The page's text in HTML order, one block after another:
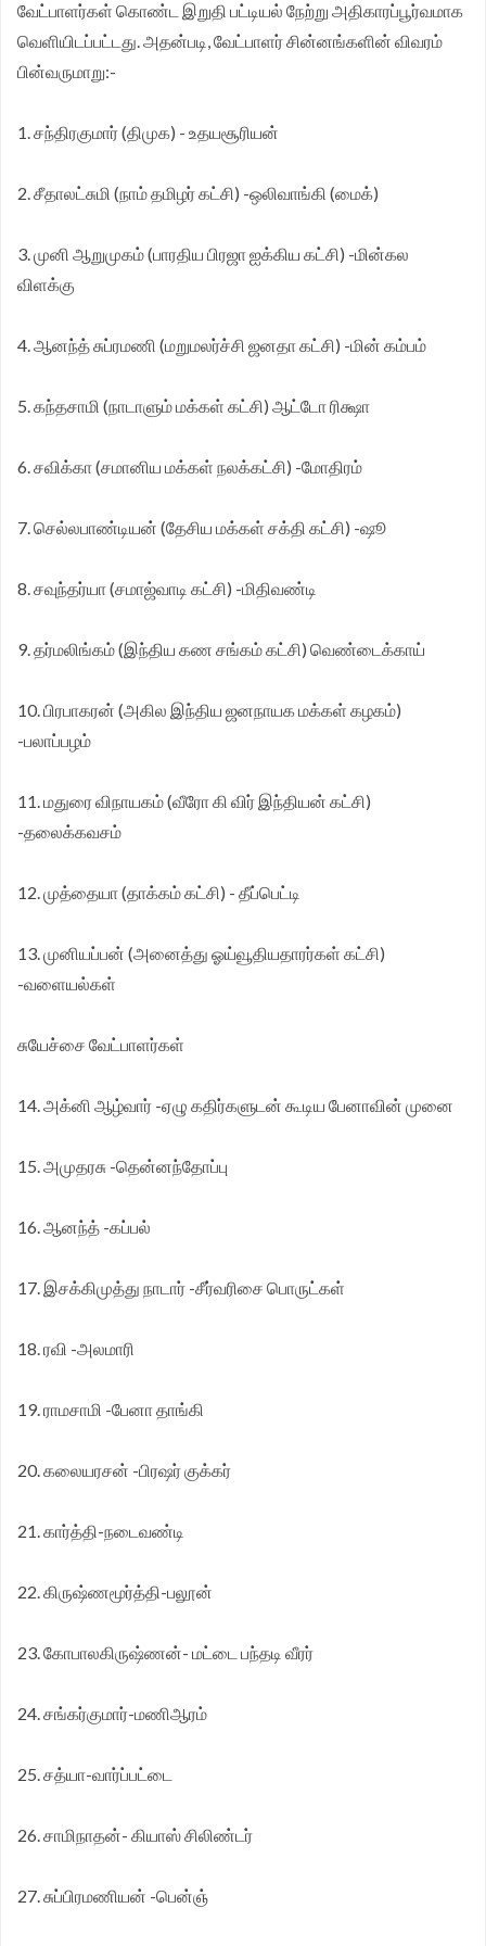
முதலமைச்சர் தீர்க்கமாக வலியுறுத்த தமிழக விவசாயிகள்
வேட்பாளர்கள் கொண்ட இறுதி பட்டியல் நேற்று அதிகாரப்பூர்வமாக
வெளியிடப்பட்டது. அதன்படி, வேட்பாளர் சின்னங்களின் விவரம்
பின்வருமாறு:-
1. சந்திரகுமார் (திமுக) - உதயசூரியன்
2. சீதாலட்சுமி (நாம் தமிழர் கட்சி) -ஒலிவாங்கி (மைக்)
3. முனி ஆறுமுகம் (பாரதிய பிரஜா ஐக்கிய கட்சி) -மின்கல
விளக்கு
4. ஆனந்த் சுப்ரமணி (மறுமலர்ச்சி ஜனதா கட்சி) -மின் கம்பம்
5. கந்தசாமி (நாடாளும் மக்கள் கட்சி) ஆட்டோ ரிக்ஷா
6. சவிக்கா (சமானிய மக்கள் நலக்கட்சி) -மோதிரம்
7. செல்லபாண்டியன் (தேசிய மக்கள் சக்தி கட்சி) -ஷூ
8. சவுந்தர்யா (சமாஜ்வாடி கட்சி) -மிதிவண்டி
9. தர்மலிங்கம் (இந்திய கண சங்கம் கட்சி) வெண்டைக்காய்
10. பிரபாகரன் (அகில இந்திய ஜனநாயக மக்கள் கழகம்)
-பலாப்பழம்
11. மதுரை விநாயகம் (வீரோ கி விர் இந்தியன் கட்சி)
-தலைக்கவசம்
12. முத்தையா (தாக்கம் கட்சி) - தீப்பெட்டி
13. முனியப்பன் (அனைத்து ஓய்வூதியதாரர்கள் கட்சி)
-வளையல்கள்
சுயேச்சை வேட்பாளர்கள்
14. அக்னி ஆழ்வார் -ஏழு கதிர்களுடன் கூடிய பேனாவின் முனை
15. அமுதரசு -தென்னந்தோப்பு
16. ஆனந்த் -கப்பல்
17. இசக்கிமுத்து நாடார் -சீர்வரிசை பொருட்கள்
18. ரவி -அலமாரி
19. ராமசாமி -பேனா தாங்கி
20. கலையரசன் -பிரஷர் குக்கர்
21. கார்த்தி-நடைவண்டி
22. கிருஷ்ணமூர்த்தி-பலூன்
23. கோபாலகிருஷ்ணன்- மட்டை பந்தடி வீரர்
24. சங்கர்குமார்-மணிஆரம்
25. சத்யா-வார்ப்பட்டை
26. சாமிநாதன்- கியாஸ் சிலிண்டர்
27. சுப்பிரமணியன் -பென்ஞ்